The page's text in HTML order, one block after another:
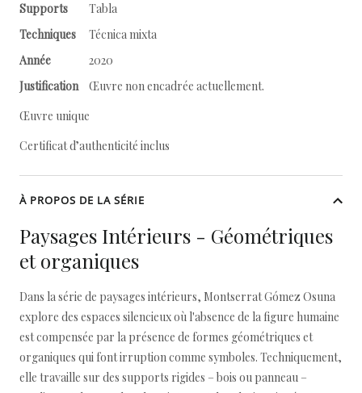
Supports
Tabla
Techniques
Técnica mixta
Année
2020
Justification
Œuvre non encadrée actuellement.
Œuvre unique
Certificat d’authenticité inclus
À PROPOS DE LA SÉRIE
Paysages Intérieurs - Géométriques
et organiques
Dans la série de paysages intérieurs, Montserrat Gómez Osuna
explore des espaces silencieux où l'absence de la figure humaine
est compensée par la présence de formes géométriques et
organiques qui font irruption comme symboles. Techniquement,
elle travaille sur des supports rigides – bois ou panneau –